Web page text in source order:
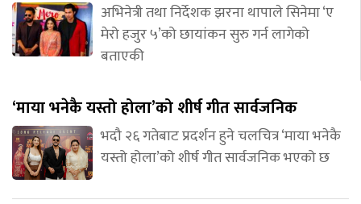
अभिनेत्री तथा निर्देशक झरना थापाले सिनेमा ‘ए
मेरो हजुर ५’को छायांकन सुरु गर्न लागेको
बताएकी
‘माया भनेकै यस्तो होला’को शीर्ष गीत सार्वजनिक
भदौ २६ गतेबाट प्रदर्शन हुने चलचित्र ‘माया भनेकै
यस्तो होला’को शीर्ष गीत सार्वजनिक भएको छ